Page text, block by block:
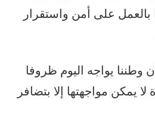
بالعمل على أمن واستقرار
يواجه اليوم ظروفا
يمكن مواجهتها إلا بتضافر